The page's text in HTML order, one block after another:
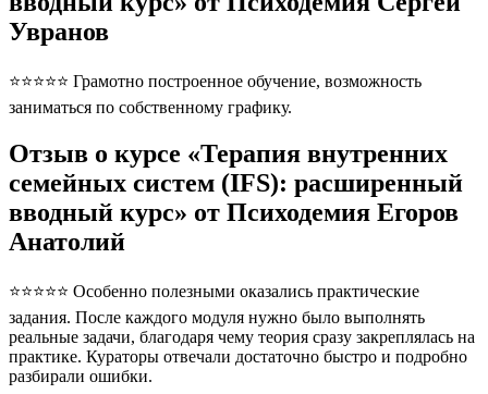
Увранов
⭐⭐⭐⭐⭐ Грамотно построенное обучение, возможность
заниматься по собственному графику.
Отзыв о курсе «Терапия внутренних
семейных систем (IFS): расширенный
вводный курс» от Психодемия Егоров
Анатолий
⭐⭐⭐⭐⭐ Особенно полезными оказались практические
задания. После каждого модуля нужно было выполнять
реальные задачи, благодаря чему теория сразу закреплялась на
практике. Кураторы отвечали достаточно быстро и подробно
разбирали ошибки.